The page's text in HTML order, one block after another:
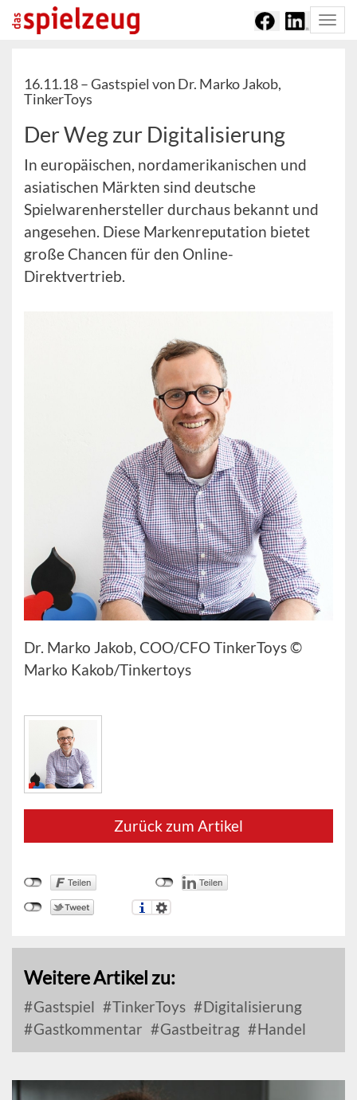
16.11.18 –Gastspiel von Dr. Marko Jakob,
TinkerToys
Der Weg zur Digitalisierung
In europäischen, nordamerikanischen und
asiatischen Märkten sind deutsche
Spielwarenhersteller durchaus bekannt und
angesehen. Diese Markenreputation bietet
große Chancen für den Online-
Direktvertrieb.
Dr. Marko Jakob, COO/CFO TinkerToys ©
Marko Kakob/Tinkertoys
Zurück zum Artikel
Weitere Artikel zu:
Gastspiel TinkerToys
Digitalisierung
Gastkommentar
Gastbeitrag Handel